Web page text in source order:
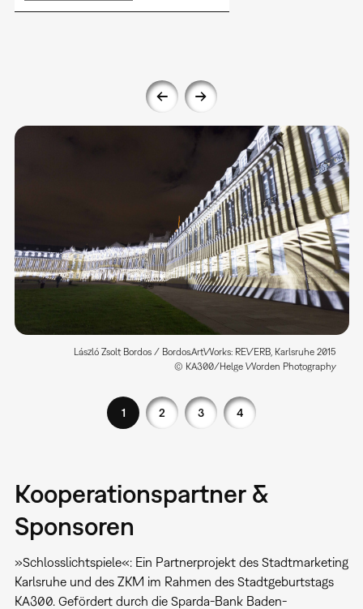
László Zsolt Bordos / Bordos.ArtWorks: REVERB, Karlsruhe 2015
© KA300/Helge Worden Photography
1 2 3 4
Kooperationspartner &
Sponsoren
»Schlosslichtspiele«: Ein Partnerprojekt des Stadtmarketing
Karlsruhe und des ZKM im Rahmen des Stadtgeburtstags
KA300. Gefördert durch die Sparda-Bank Baden-